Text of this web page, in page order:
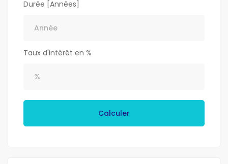
Durée [Années]
Taux d'intérêt en %
Calculer